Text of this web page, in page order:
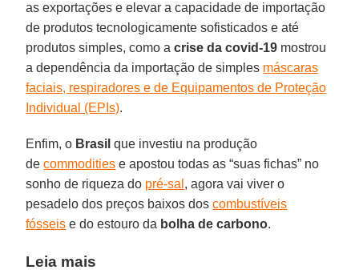
as exportações e elevar a capacidade de importação
de produtos tecnologicamente sofisticados e até
produtos simples, como acrise da covid-19 mostrou
a dependência da importação de simples máscaras
faciais, respiradores e de Equipamentos de Proteção
Individual (EPIs).
Enfim, o Brasil que investiu na produção
decommodities e apostou todas as “suas fichas” no
sonho de riqueza do pré-sal , agora vai viver o
pesadelo dos preços baixos doscombustíveis
fósseis e do estouro da bolha de carbono.
Leia mais